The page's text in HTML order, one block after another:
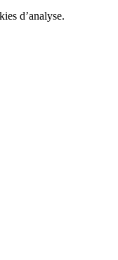
d’analyse.